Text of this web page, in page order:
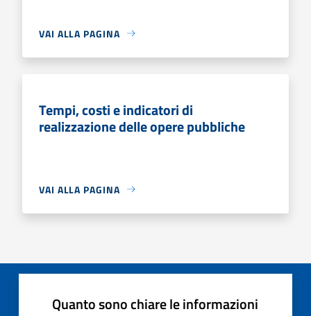
VAI ALLA PAGINA
Tempi, costi e indicatori di
realizzazione delle opere pubbliche
VAI ALLA PAGINA
Quanto sono chiare le informazioni